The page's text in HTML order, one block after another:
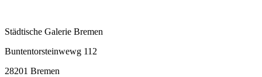
Städtische Galerie Bremen
Buntentorsteinwewg 112
28201 Bremen